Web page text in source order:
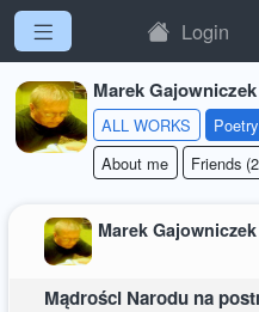
Login
Marek Gajowniczek
ALL WORKS
About me
Friends
Marek Gajowniczek
Mądrości Narodu na